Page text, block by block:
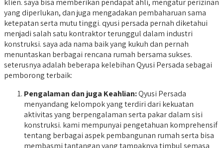
klien. saya bisa memberikan pendapat ahli, mengatur perizinan
yang diperlukan, dan juga mengadakan pembaharuan sama
ketepatan serta mutu tinggi. qyusi persada pernah diketahui
menjadi salah satu kontraktor terunggul dalam industri
konstruksi. saya ada nama baik yang kukuh dan pernah
menuntaskan berbagai rencana rumah bersama sukses.
seterusnya adalah beberapa kelebihan Qyusi Persada sebagai
pemborong terbaik:
Pengalaman dan juga Keahlian:Qyusi Persada
menyandang kelompok yang terdiri dari kekuatan
aktivitas yang berpengalaman serta pakar dalam sisi
konstruksi. kami mempunyai pengetahuan komprehensif
tentang berbagai aspek pembangunan rumah serta bisa
membasmi tantangan yang tampaknya timbul semasa